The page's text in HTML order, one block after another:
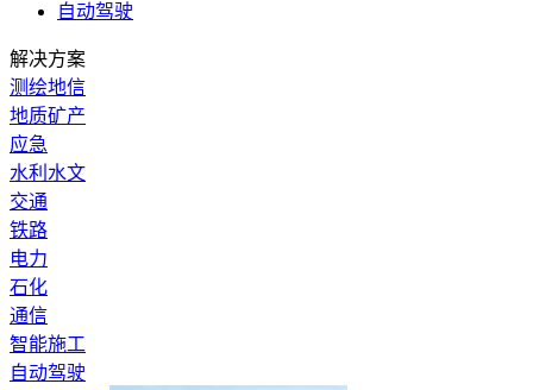
自动驾驶
解决方案
测绘地信
地质矿产
应急
水利水文
交通
铁路
电力
石化
通信
智能施工
自动驾驶